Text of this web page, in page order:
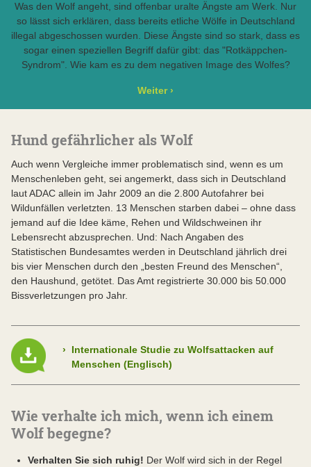
Was den Wolf angeht, sind offenbar uralte Ängste am Werk. Nur
so lässt sich erklären, dass bereits etliche Wölfe in Deutschland
illegal abgeschossen wurden. Diese Ängste sind so stark, dass es
sogar einen speziellen Begriff dafür gibt: das "Rotkäppchen-
Syndrom". Wie kam es zu dem negativen Image des Wolfes?
Weiter ›
Hund gefährlicher als Wolf
Auch wenn Vergleiche immer problematisch sind, wenn es um
Menschenleben geht, sei angemerkt, dass sich in Deutschland
laut ADAC allein im Jahr 2009 an die 2.800 Autofahrer bei
Wildunfällen verletzten. 13 Menschen starben dabei – ohne dass
jemand auf die Idee käme, Rehen und Wildschweinen ihr
Lebensrecht abzusprechen. Und: Nach Angaben des
Statistischen Bundesamtes werden in Deutschland jährlich drei
bis vier Menschen durch den „besten Freund des Menschen“,
den Haushund, getötet. Das Amt registrierte 30.000 bis 50.000
Bissverletzungen pro Jahr.
›
Internationale Studie zu Wolfsattacken auf
Menschen (Englisch)
Wie verhalte ich mich, wenn ich einem
Wolf begegne?
Verhalten Sie sich ruhig! Der Wolf wird sich in der Regel